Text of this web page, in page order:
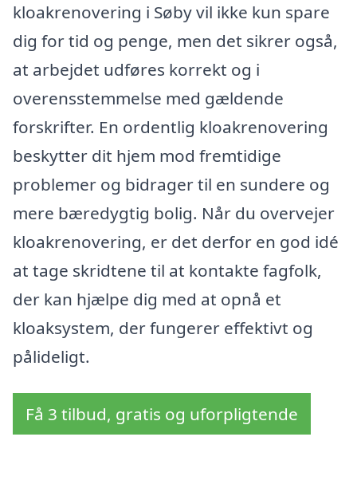
kloakrenovering i Søby vil ikke kun spare
dig for tid og penge, men det sikrer også,
at arbejdet udføres korrekt og i
overensstemmelse med gældende
forskrifter. En ordentlig kloakrenovering
beskytter dit hjem mod fremtidige
problemer og bidrager til en sundere og
mere bæredygtig bolig. Når du overvejer
kloakrenovering, er det derfor en god idé
at tage skridtene til at kontakte fagfolk,
der kan hjælpe dig med at opnå et
kloaksystem, der fungerer effektivt og
pålideligt.
Få 3 tilbud, gratis og uforpligtende